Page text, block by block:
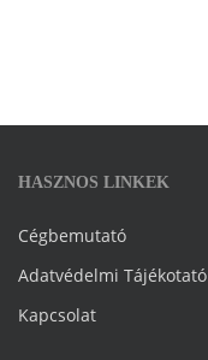
HASZNOS LINKEK
Cégbemutató
Adatvédelmi Tájékotató
Kapcsolat